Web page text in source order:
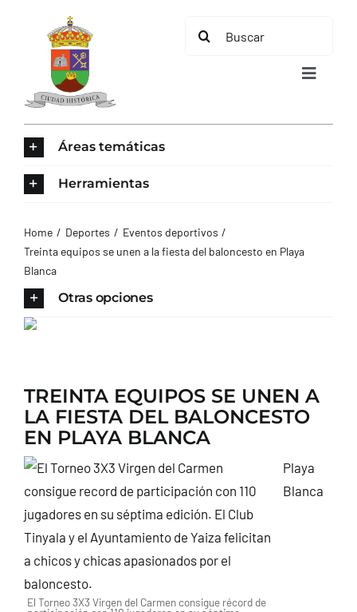
contenido
Buscar:
Toggle
AYUNTAMIENTO
TURISMO
Áreas temáticas
Herramientas
Home Deportes
Eventos deportivos
Treinta equipos se unen a la fiesta del baloncesto en Playa
Blanca
Otras opciones
TREINTA EQUIPOS SE UNEN A
LA FIESTA DEL BALONCESTO
EN PLAYA BLANCA
El Torneo 3X3 Virgen del Carmen consigue récord de
Playa
Blanca